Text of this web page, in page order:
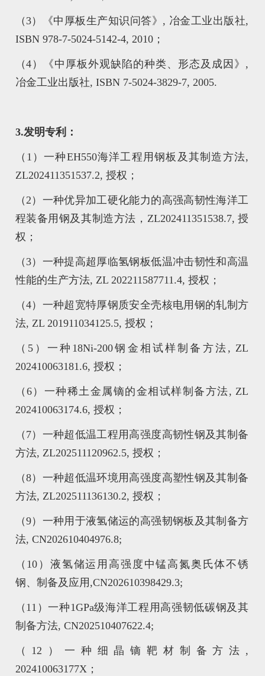
（3）《中厚板生产知识问答》, 冶金工业出版社,
ISBN 978-7-5024-5142-4, 2010；
（4）《中厚板外观缺陷的种类、形态及成因》,
冶金工业出版社, ISBN 7-5024-3829-7, 2005.
3.发明专利：
（1）一种EH550海洋工程用钢板及其制造方法,
ZL202411351537.2, 授权；
（2）一种优异加工硬化能力的高强高韧性海洋工
程装备用钢及其制造方法，ZL202411351538.7, 授
权；
（3）一种提高超厚临氢钢板低温冲击韧性和高温
性能的生产方法, ZL 202211587711.4, 授权；
（4）一种超宽特厚钢质安全壳核电用钢的轧制方
法, ZL 201911034125.5, 授权；
（5）一种18Ni-200钢金相试样制备方法, ZL
202410063181.6, 授权；
（6）一种稀土金属镝的金相试样制备方法, ZL
202410063174.6, 授权；
（7）一种超低温工程用高强度高韧性钢及其制备
方法, ZL202511120962.5, 授权；
（8）一种超低温环境用高强度高塑性钢及其制备
方法, ZL202511136130.2, 授权；
（9）一种用于液氢储运的高强韧钢板及其制备方
法, CN202610404976.8;
（10）液氢储运用高强度中锰高氮奥氏体不锈
钢、制备及应用,CN202610398429.3;
（11）一种1GPa级海洋工程用高强韧低碳钢及其
制备方法, CN202510407622.4;
（12）一种细晶镝靶材制备方法,
202410063177X；